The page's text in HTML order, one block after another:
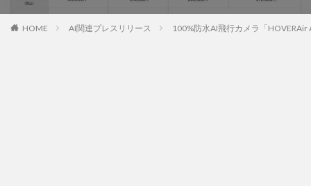
HOME AI関連プレスリリース 100%防水AI飛行カメラ「HOVERAir